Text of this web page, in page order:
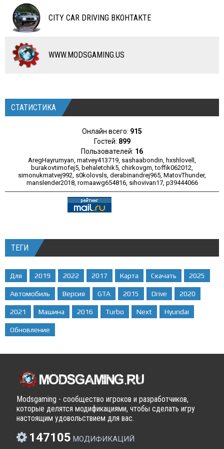
ЧИТЫ
ПРОГРАММЫ
РАЗНОЕ
CITY CAR DRIVING ВКОНТАКТЕ
WWW.MODSGAMING.US
СТАТИСТИКА
Онлайн всего: 915
Гостей: 899
Пользователей: 16
AregHayrumyan, matvey413719, sashaabondin, hxshlovell ,
burakovtimofej5, behaletchik5, chirkovgm,toffik062012,
simonukmatvej992, s0kolovsls, derabinandrej965, MatovThunder,
manslender2018, romaawg654816, sihovivan17, p39444066
ТЕГИ
Для 2019 2022 2017 Карта Скачать 2025
Автомобиль Версия GTA 2015 Drive 2020
2021 Машина 2016 Turbo Next Hyundai
Обновление
Modsgaming - сообщество игроков и разработчиков,
которые делятся модификациями, чтобы сделать игру
настоящим удовольствием для вас.
147105 МОДИФИКАЦИЙ